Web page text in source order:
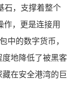
石，支撑着整个
，更是连接用
中的数字货币，
地降低了被黑客
在安全港湾的巨